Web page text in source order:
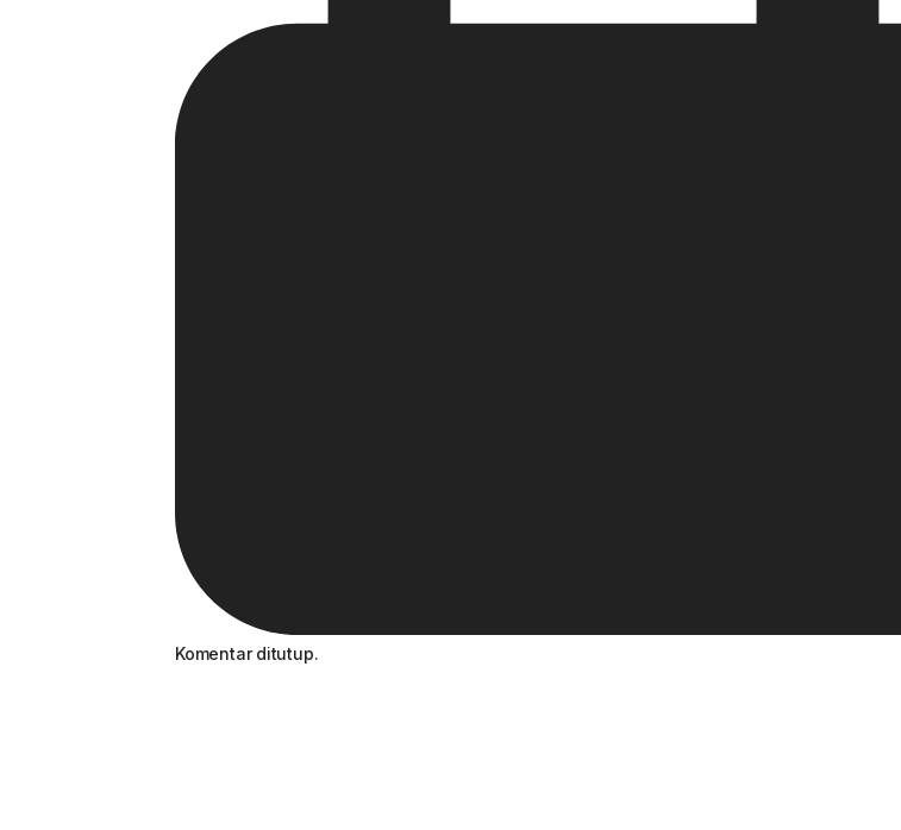
Komentar ditutup.